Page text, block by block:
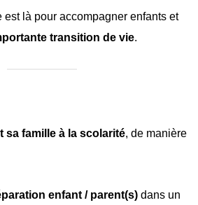
est là pour accompagner enfants et
transition de vie.
sa famille à la scolarité, de manière
enfant / parent(s) dans un